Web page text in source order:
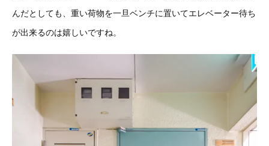
んだとしても、重い荷物を一旦ベンチに置いてエレベーター待ち
が出来るのは嬉しいですね。